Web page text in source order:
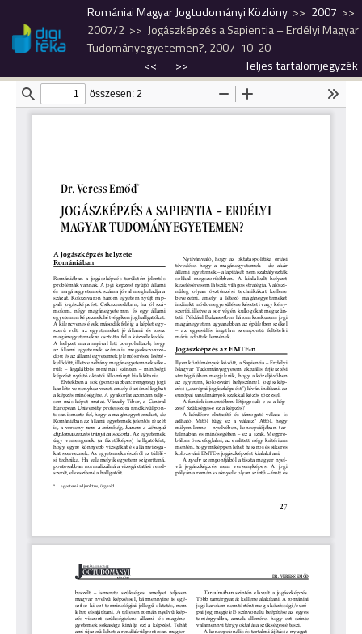
Romániai Magyar Jogtudományi Közlöny
2007
2007/2
Jogászképzés a Sapientia – Erdélyi Magyar
Tudományegyetemen?, 2007-10-20
<<
>> Teljes tartalomjegyzék